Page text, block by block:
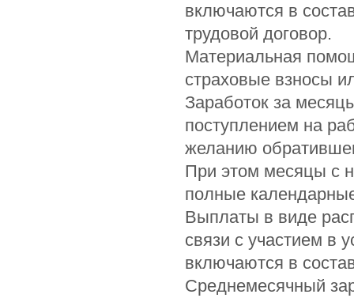
включаются в
трудовой договор.
Материальная
страховые взносы
Заработок за
поступлением на
желанию
При этом месяцы с
полные
Выплаты в виде
связи с участием в
включаются в
Среднемесячный